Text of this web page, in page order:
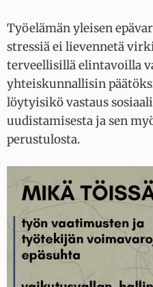
Työelämän yleisen
stressiä ei lievennetä
terveellisillä elintavoilla
yhteiskunnallisin
löytyisikö vastaus
uudistamisesta ja sen
perustulosta.